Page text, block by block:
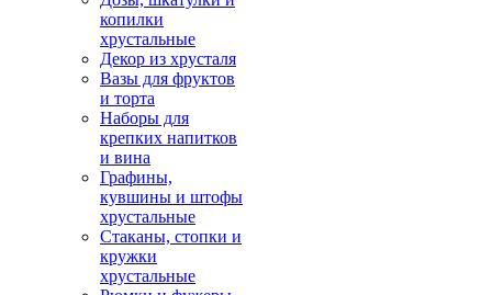
копилки
хрустальные
Декор из хрусталя
Вазы для фруктов
и торта
Наборы для
крепких напитков
и вина
Графины,
кувшины и штофы
хрустальные
Стаканы, стопки и
кружки
хрустальные